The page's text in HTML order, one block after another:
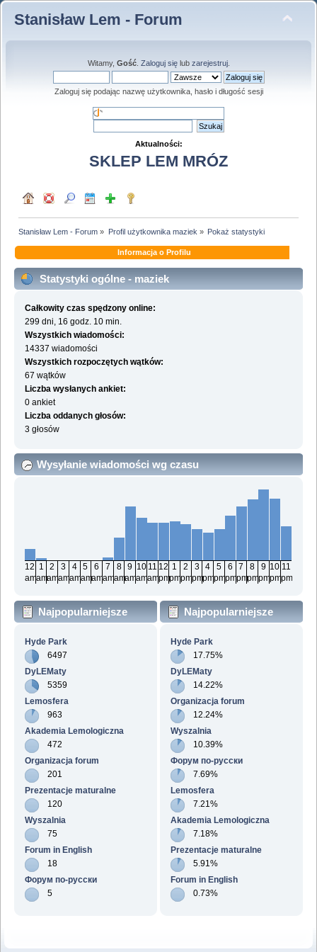
Stanisław Lem - Forum
Witamy, Gość. Zaloguj sięlub zarejestruj.
Zaloguj się podając nazwę użytkownika, hasło i długość sesji
Aktualności:
SKLEP LEM MRÓZ
Stanisław Lem - Forum » Profil użytkownika maziek » Pokaż statystyki
Informacja o Profilu
Statystyki ogólne - maziek
Całkowity czas spędzony online:
299 dni, 16 godz. 10 min.
Wszystkich wiadomości:
14337 wiadomości
Wszystkich rozpoczętych wątków:
67 wątków
Liczba wysłanych ankiet:
0 ankiet
Liczba oddanych głosów:
3 głosów
Wysyłanie wiadomości wg czasu
12
am
1
am
2
am
3
am
4
am
5
am
6
am
7
am
8
am
9
am
10
am
11
am
12
pm
1
pm
2
pm
3
pm
4
pm
5
pm
6
pm
7
pm
8
pm
9
pm
10
pm
11
pm
Najpopularniejsze
Hyde Park
6497
DyLEMaty
5359
Lemosfera
963
Akademia Lemologiczna
472
Organizacja forum
201
Prezentacje maturalne
120
Wyszalnia
75
Forum in English
18
Форум по-русски
5
Najpopularniejsze
Hyde Park
17.75%
DyLEMaty
14.22%
Organizacja forum
12.24%
Wyszalnia
10.39%
Форум по-русски
7.69%
Lemosfera
7.21%
Akademia Lemologiczna
7.18%
Prezentacje maturalne
5.91%
Forum in English
0.73%